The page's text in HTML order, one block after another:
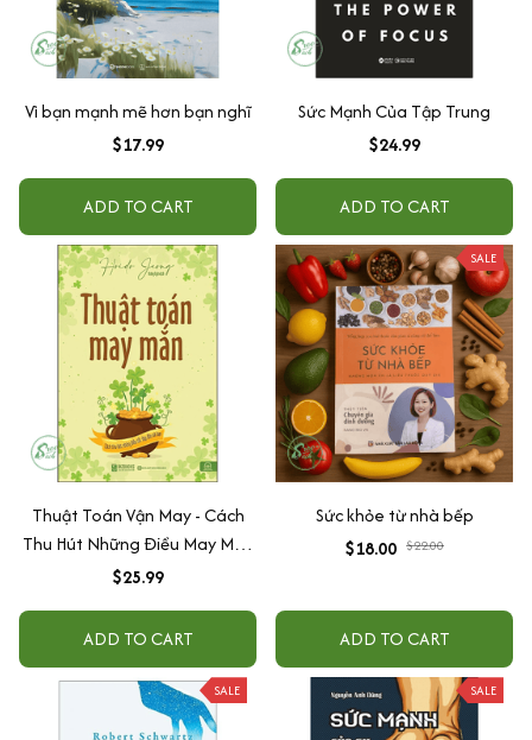
Vì bạn mạnh mẽ hơn bạn nghĩ
$17.99
ADD TO CART
Sức Mạnh Của Tập Trung
$24.99
ADD TO CART
Thuật Toán Vận May - Cách
Thu Hút Những Điều May Mắn
Đến Với Bạn
$25.99
ADD TO CART
SALE
Sức khỏe từ nhà bếp
$18.00 $22.00
ADD TO CART
SALE SALE